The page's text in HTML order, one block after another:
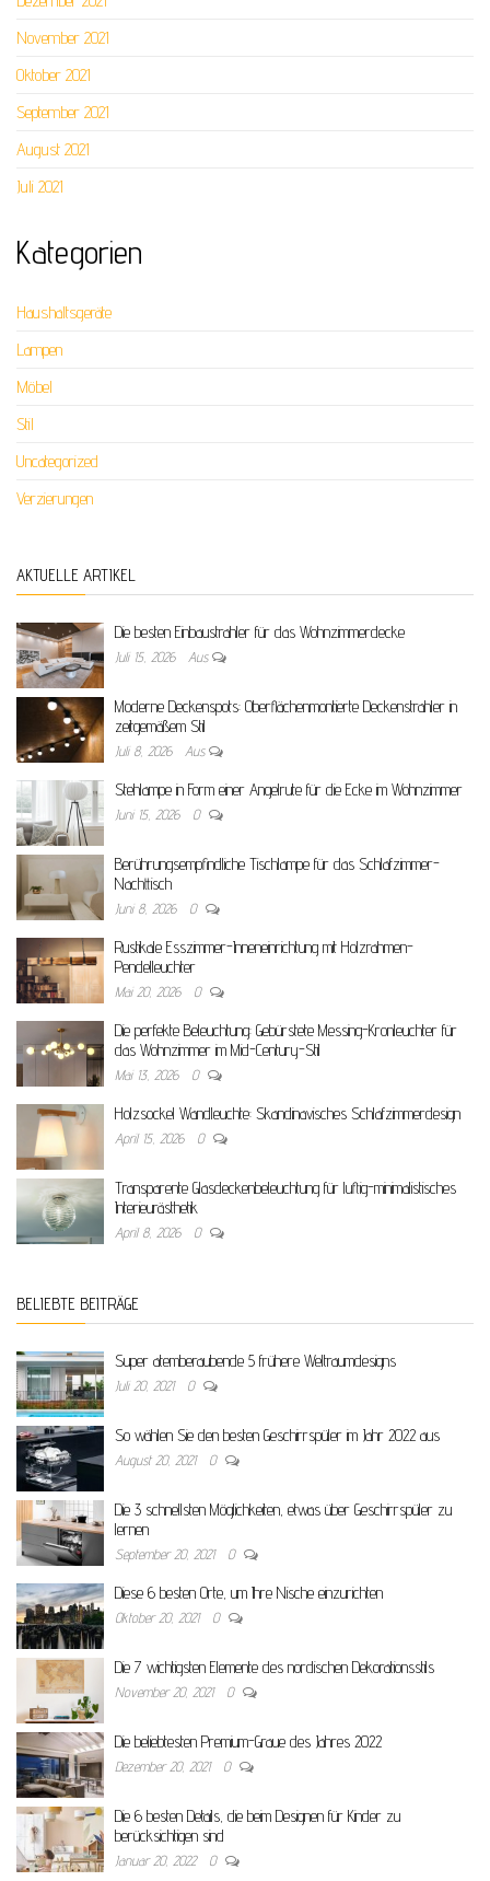
November 2021
Oktober 2021
September 2021
August 2021
Juli 2021
Kategorien
Haushaltsgeräte
Lampen
Möbel
Stil
Uncategorized
Verzierungen
AKTUELLE ARTIKEL
Die besten Einbaustrahler für das Wohnzimmerdecke
Juli 15, 2026 Aus
Moderne Deckenspots: Oberflächenmontierte Deckenstrahler in
zeitgemäßem Stil
Juli 8, 2026 Aus
Stehlampe in Form einer Angelrute für die Ecke im Wohnzimmer
Juni 15, 2026 0
Berührungsempfindliche Tischlampe für das Schlafzimmer-
Nachttisch
Juni 8, 2026 0
Rustikale Esszimmer-Inneneinrichtung mit Holzrahmen-
Pendelleuchter
Mai 20, 2026 0
Die perfekte Beleuchtung: Gebürstete Messing-Kronleuchter für
das Wohnzimmer im Mid-Century-Stil
Mai 13, 2026 0
Holzsockel Wandleuchte: Skandinavisches Schlafzimmerdesign
April 15, 2026 0
Transparente Glasdeckenbeleuchtung für luftig-minimalistisches
Interieurästhetik
April 8, 2026 0
BELIEBTE BEITRÄGE
Super atemberaubende 5 frühere Weltraumdesigns
Juli 20, 2021 0
So wählen Sie den besten Geschirrspüler im Jahr 2022 aus
August 20, 2021 0
Die 3 schnellsten Möglichkeiten, etwas über Geschirrspüler zu
lernen
September 20, 2021 0
Diese 6 besten Orte, um Ihre Nische einzurichten
Oktober 20, 2021 0
Die 7 wichtigsten Elemente des nordischen Dekorationsstils
November 20, 2021 0
Die beliebtesten Premium-Graue des Jahres 2022
Dezember 20, 2021 0
Die 6 besten Details, die beim Designen für Kinder zu
berücksichtigen sind
Januar 20, 2022 0